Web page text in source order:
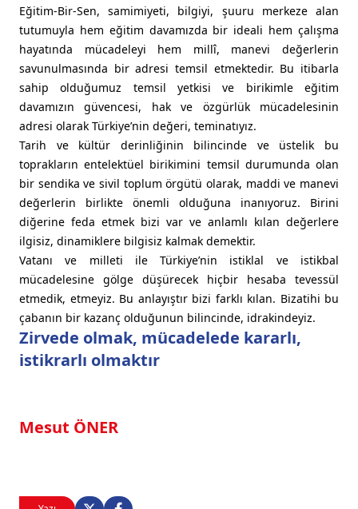
Zirvede olmak, mücadelede kararlı,
istikrarlı olmaktır
Mesut ÖNER
Eğitim-Bir-Sen, samimiyeti, bilgiyi, şuuru merkeze alan
tutumuyla hem eğitim davamızda bir ideali hem çalışma
hayatında mücadeleyi hem millî, manevi değerlerin
savunulmasında bir adresi temsil etmektedir. Bu itibarla
sahip olduğumuz temsil yetkisi ve birikimle eğitim
davamızın güvencesi, hak ve özgürlük mücadelesinin
adresi olarak Türkiye’nin değeri, teminatıyız.
Tarih ve kültür derinliğinin bilincinde ve üstelik bu
toprakların entelektüel birikimini temsil durumunda olan
bir sendika ve sivil toplum örgütü olarak, maddi ve manevi
değerlerin birlikte önemli olduğuna inanıyoruz. Birini
diğerine feda etmek bizi var ve anlamlı kılan değerlere
ilgisiz, dinamiklere bilgisiz kalmak demektir.
Vatanı ve milleti ile Türkiye’nin istiklal ve istikbal
mücadelesine gölge düşürecek hiçbir hesaba tevessül
etmedik, etmeyiz. Bu anlayıştır bizi farklı kılan. Bizatihi bu
çabanın bir kazanç olduğunun bilincinde, idrakindeyiz.